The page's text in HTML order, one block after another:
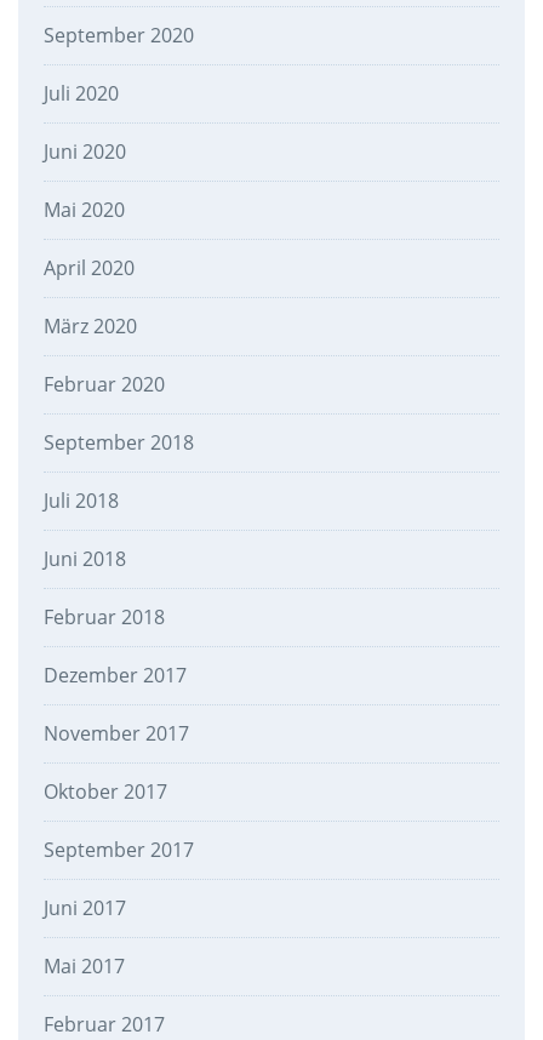
September 2020
Juli 2020
Juni 2020
Mai 2020
April 2020
März 2020
Februar 2020
September 2018
Juli 2018
Juni 2018
Februar 2018
Dezember 2017
November 2017
Oktober 2017
September 2017
Juni 2017
Mai 2017
Februar 2017